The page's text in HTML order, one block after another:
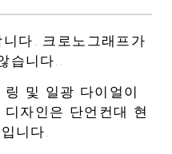
다. 크로노그래프가
습니다..
및 일광 다이얼이
자인은 단언컨대 현
니다.